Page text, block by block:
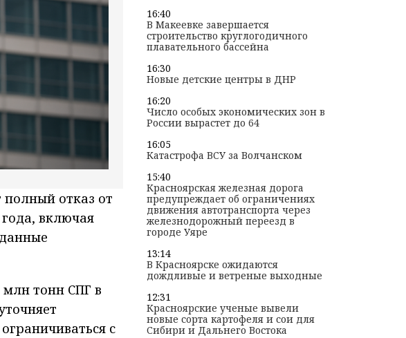
отказ от
включая
млн тонн СПГ в
с
16:40
В Макеевке завершается
строительство круглогодичного
плавательного бассейна
16:30
Новые детские центры в ДНР
16:20
Число особых экономических зон в
России вырастет до 64
16:05
Катастрофа ВСУ за Волчанском
15:40
Красноярская железная дорога
предупреждает об ограничениях
движения автотранспорта через
железнодорожный переезд в
городе Уяре
13:14
В Красноярске ожидаются
дождливые и ветреные выходные
12:31
Красноярские ученые вывели
новые сорта картофеля и сои для
Сибири и Дальнего Востока